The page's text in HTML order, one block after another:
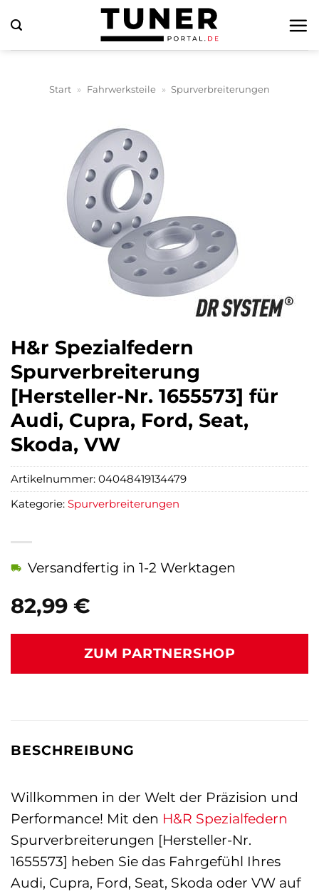
Inhalt
springen
Start » Fahrwerksteile » Spurverbreiterungen
H&r Spezialfedern
Spurverbreiterung
[Hersteller-Nr. 1655573] für
Audi, Cupra, Ford, Seat,
Skoda, VW
82,99 €
Versandfertig in 1-2 Werktagen
ZUM PARTNERSHOP
Artikelnummer: 04048419134479
Kategorie: Spurverbreiterungen
BESCHREIBUNG
Willkommen in der Welt der Präzision und
Performance! Mit den H&R Spezialfedern
Spurverbreiterungen [Hersteller-Nr.
1655573] heben Sie das Fahrgefühl Ihres
Audi, Cupra, Ford, Seat, Skoda oder VW auf